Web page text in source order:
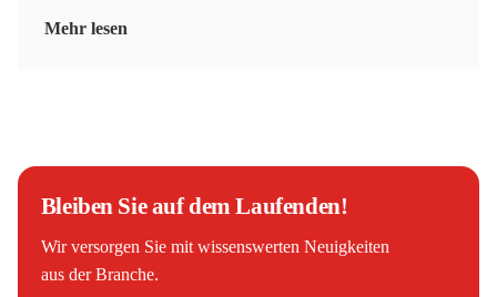
Mehr lesen
Bleiben Sie auf dem Laufenden!
Wir versorgen Sie mit wissenswerten Neuigkeiten
aus der Branche.